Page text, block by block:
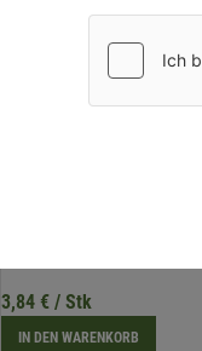
3,84 € / Stk
IN DEN WARENKORB